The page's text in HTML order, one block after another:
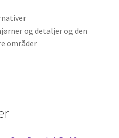
og detaljer og den
områder